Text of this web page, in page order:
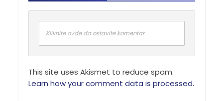
Kliknite ovde da ostavite komentar
This site uses Akismet to reduce spam.
Learn how your comment data is processed.